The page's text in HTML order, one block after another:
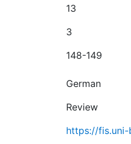
13
3
148-149
German
Review
https://fis.uni-